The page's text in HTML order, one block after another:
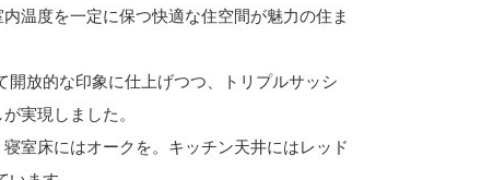
温度を一定に保つ快適な住空間が魅力の住ま
放的な印象に仕上げつつ、トリプルサッシ
実現しました。
室床にはオークを。キッチン天井にはレッド